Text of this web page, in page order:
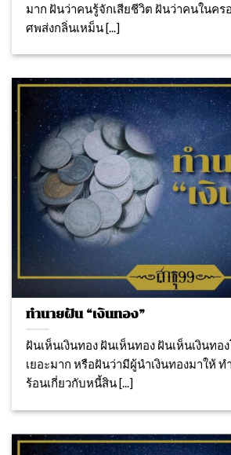
มาก ฝันว่าคนรู้จักเสียชีวิต ฝันว่าคนในคร
ศพส่งกลิ่นเหม็น [...]
ทำนายฝัน “เงินทอง”
ฝันเห็นเงินทอง ฝันเห็นทอง ฝันเห็นเงินทอ
เยอะมาก หรือฝันว่ามีผู้นำเงินทองมาให้ ท
ร้อนเกี่ยวกับหนี้สิน [...]